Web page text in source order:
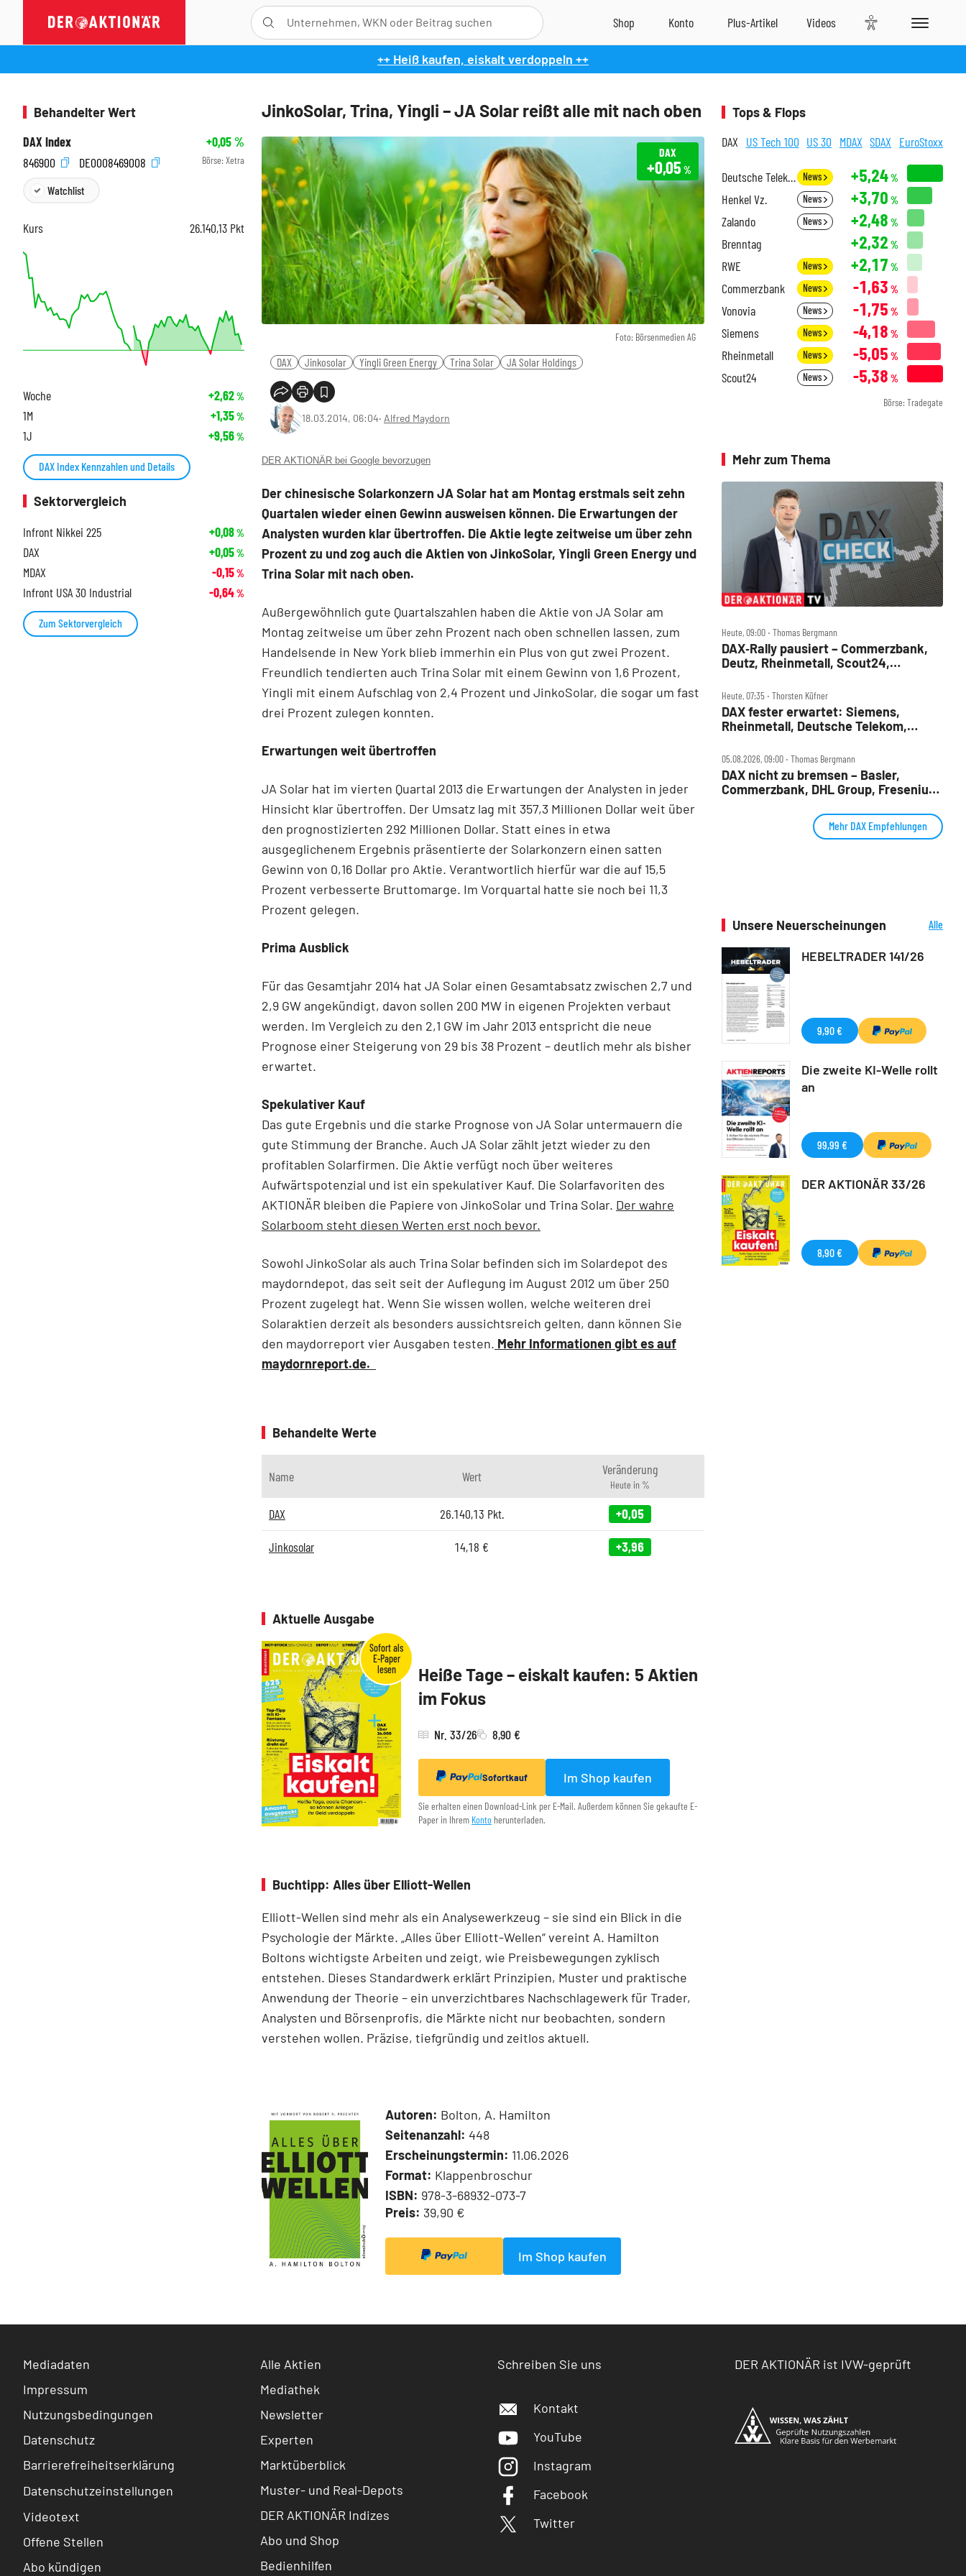
++ Heiß kaufen, eiskalt verdoppeln ++
JinkoSolar, Trina, Yingli – JA Solar reißt alle mit nach oben
Foto: Börsenmedien AG
DAX
+0,05 %
DAX Jinkosolar Yingli Green Energy Trina Solar JA Solar Holdings
18.03.2014, 06:04‧ Alfred Maydorn
DER AKTIONÄR bei Google bevorzugen
Der chinesische Solarkonzern JA Solar hat am Montag erstmals seit zehn
Quartalen wieder einen Gewinn ausweisen können. Die Erwartungen der
Analysten wurden klar übertroffen. Die Aktie legte zeitweise um über zehn
Prozent zu und zog auch die Aktien von JinkoSolar, Yingli Green Energy und
Trina Solar mit nach oben.
Außergewöhnlich gute Quartalszahlen haben die Aktie von JA Solar am
Montag zeitweise um über zehn Prozent nach oben schnellen lassen, zum
Handelsende in New York blieb immerhin ein Plus von gut zwei Prozent.
Freundlich tendierten auch Trina Solar mit einem Gewinn von 1,6 Prozent,
Yingli mit einem Aufschlag von 2,4 Prozent und JinkoSolar, die sogar um fast
drei Prozent zulegen konnten.
Erwartungen weit übertroffen
JA Solar hat im vierten Quartal 2013 die Erwartungen der Analysten in jeder
Hinsicht klar übertroffen. Der Umsatz lag mit 357,3 Millionen Dollar weit über
den prognostizierten 292 Millionen Dollar. Statt eines in etwa
ausgeglichenem Ergebnis präsentierte der Solarkonzern einen satten
Gewinn von 0,16 Dollar pro Aktie. Verantwortlich hierfür war die auf 15,5
Prozent verbesserte Bruttomarge. Im Vorquartal hatte sie noch bei 11,3
Prozent gelegen.
Prima Ausblick
Für das Gesamtjahr 2014 hat JA Solar einen Gesamtabsatz zwischen 2,7 und
2,9 GW angekündigt, davon sollen 200 MW in eigenen Projekten verbaut
werden. Im Vergleich zu den 2,1 GW im Jahr 2013 entspricht die neue
Prognose einer Steigerung von 29 bis 38 Prozent – deutlich mehr als bisher
erwartet.
Spekulativer Kauf
Das gute Ergebnis und die starke Prognose von JA Solar untermauern die
gute Stimmung der Branche. Auch JA Solar zählt jetzt wieder zu den
profitablen Solarfirmen. Die Aktie verfügt noch über weiteres
Aufwärtspotenzial und ist ein spekulativer Kauf. Die Solarfavoriten des
AKTIONÄR bleiben die Papiere von JinkoSolar und Trina Solar. Der wahre
Solarboom steht diesen Werten erst noch bevor.
Sowohl JinkoSolar als auch Trina Solar befinden sich im Solardepot des
maydorndepot, das seit seit der Auflegung im August 2012 um über 250
Prozent zugelegt hat. Wenn Sie wissen wollen, welche weiteren drei
Solaraktien derzeit als besonders aussichtsreich gelten, dann können Sie
den maydorreport vier Ausgaben testen. Mehr Informationen gibt es auf
maydornreport.de.
Behandelte Werte
Name Wert Veränderung
Heute in %
DAX 26.140,13 Pkt. +0,05
Jinkosolar 14,18 € +3,96
Aktuelle Ausgabe
Heiße Tage – eiskalt kaufen: 5 Aktien
im Fokus
Nr. 33/26 8,90 €
Sofortkauf Im Shop kaufen
Sie erhalten einen Download-Link per E-Mail. Außerdem können Sie gekaufte E-
Paper in Ihrem Konto herunterladen.
Buchtipp: Alles über Elliott-Wellen
Elliott-Wellen sind mehr als ein Analysewerkzeug – sie sind ein Blick in die
Psychologie der Märkte. „Alles über Elliott-Wellen“ vereint A. Hamilton
Boltons wichtigste Arbeiten und zeigt, wie Preisbewegungen zyklisch
entstehen. Dieses Standardwerk erklärt Prinzipien, Muster und praktische
Anwendung der Theorie – ein unverzichtbares Nachschlagewerk für Trader,
Analysten und Börsenprofis, die Märkte nicht nur beobachten, sondern
verstehen wollen. Präzise, tiefgründig und zeitlos aktuell.
Autoren: Bolton, A. Hamilton
Seitenanzahl: 448
Erscheinungstermin: 11.06.2026
Format: Klappenbroschur
ISBN: 978-3-68932-073-7
Preis: 39,90 €
Im Shop kaufen
Behandelter Wert
DAX Index
+0,05%
846900
DE0008469008 Börse: Xetra
Watchlist
Kurs 26.140,13 Pkt
Woche +2,62%
1M +1,35%
1J +9,56%
DAX Index Kennzahlen und Details
Sektorvergleich
Infront Nikkei 225
+0,08%
DAX +0,05%
MDAX -0,15%
Infront USA 30 Industrial -0,64%
Zum Sektorvergleich
Tops & Flops
DAX US Tech 100 US 30 MDAX SDAX EuroStoxx
Deutsche Telekom News +5,24%
Henkel Vz. News +3,70 %
Zalando News +2,48 %
Brenntag +2,32 %
RWE News +2,17 %
Commerzbank News -1,63 %
Vonovia News -1,75 %
Siemens News -4,18 %
Rheinmetall News -5,05 %
Scout24 News -5,38 %
Börse: Tradegate
Mehr zum Thema
Heute, 09:00 ‧ Thomas Bergmann
DAX‑Rally pausiert – Commerzbank,
Deutz, Rheinmetall, Scout24,
Check
Heute, 07:35 ‧ Thorsten Küfner
DAX fester erwartet: Siemens,
Rheinmetall, Deutsche Telekom,
05.08.2026, 09:00 ‧ Thomas Bergmann
DAX nicht zu bremsen – Basler,
Commerzbank, DHL Group, Fresenius,
Mehr DAX Empfehlungen
Unsere Neuerscheinungen
Alle
HEBELTRADER 141/26
9,90 €
Die zweite KI-Welle rollt
an
99,99 €
DER AKTIONÄR 33/26
8,90 €
Mediadaten
Impressum
Nutzungsbedingungen
Datenschutz
Barrierefreiheitserklärung
Datenschutzeinstellungen
Videotext
Offene Stellen
Abo kündigen
Alle Aktien
Mediathek
Newsletter
Experten
Marktüberblick
Muster- und Real-Depots
DER AKTIONÄR Indizes
Abo und Shop
Bedienhilfen
Schreiben Sie uns
Kontakt
YouTube
Instagram
Facebook
Twitter
DER AKTIONÄR ist IVW-geprüft